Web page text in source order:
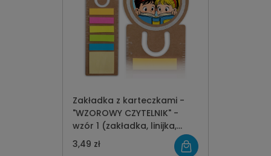
Zakładka z karteczkami -
"WZOROWY CZYTELNIK" -
wzór 1 (zakładka, linijka,
karteczki)
3,49 zł